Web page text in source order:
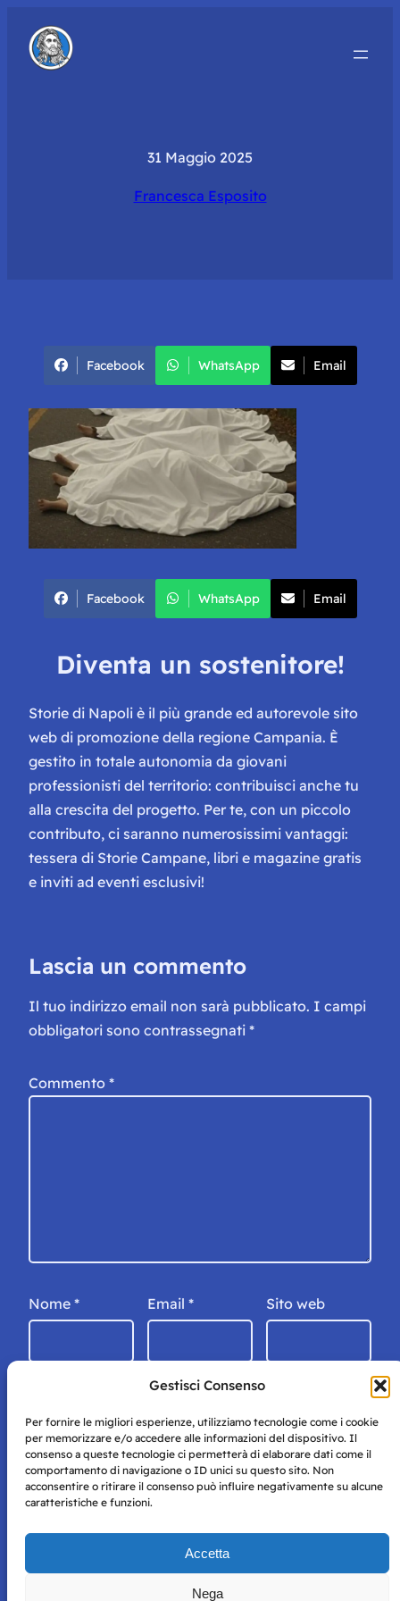
Gestisci Consenso
Per fornire le migliori esperienze, utilizziamo tecnologie come i cookie
per memorizzare e/o accedere alle informazioni del dispositivo. Il
consenso a queste tecnologie ci permetterà di elaborare dati come il
comportamento di navigazione o ID unici su questo sito. Non
acconsentire o ritirare il consenso può influire negativamente su alcune
caratteristiche e funzioni.
Accetta
Nega
31 Maggio 2025
Francesca Esposito
Facebook WhatsApp Email
Facebook WhatsApp Email
Diventa un sostenitore!
Storie di Napoli è il più grande ed autorevole sito
web di promozione della regione Campania. È
gestito in totale autonomia da giovani
professionisti del territorio: contribuisci anche tu
alla crescita del progetto. Per te, con un piccolo
contributo, ci saranno numerosissimi vantaggi:
tessera di Storie Campane, libri e magazine gratis
e inviti ad eventi esclusivi!
Lascia un commento
Il tuo indirizzo email non sarà pubblicato. I campi
obbligatori sono contrassegnati *
Commento *
Nome * Email * Sito web
Storie di Napoli è una testata registrata presso il tribunale di